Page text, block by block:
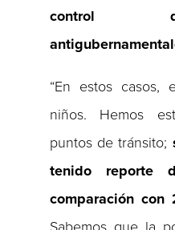
control
“En estos
niños. Hemos
puntos de tránsito;
tenido reporte
comparación